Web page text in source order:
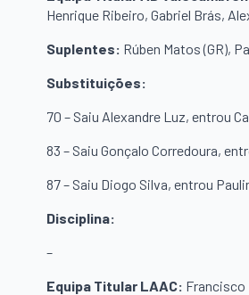
Henrique Ribeiro, Gabriel Brás,
Suplentes: Rúben Matos (GR),
Substituições:
70 – Saiu Alexandre Luz, entrou
83 – Saiu Gonçalo Corredoura,
87 – Saiu Diogo Silva, entrou
Disciplina:
–
Equipa Titular LAAC: Francisco